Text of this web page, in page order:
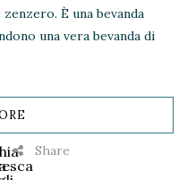
È una bevanda
una vera bevanda di
Share